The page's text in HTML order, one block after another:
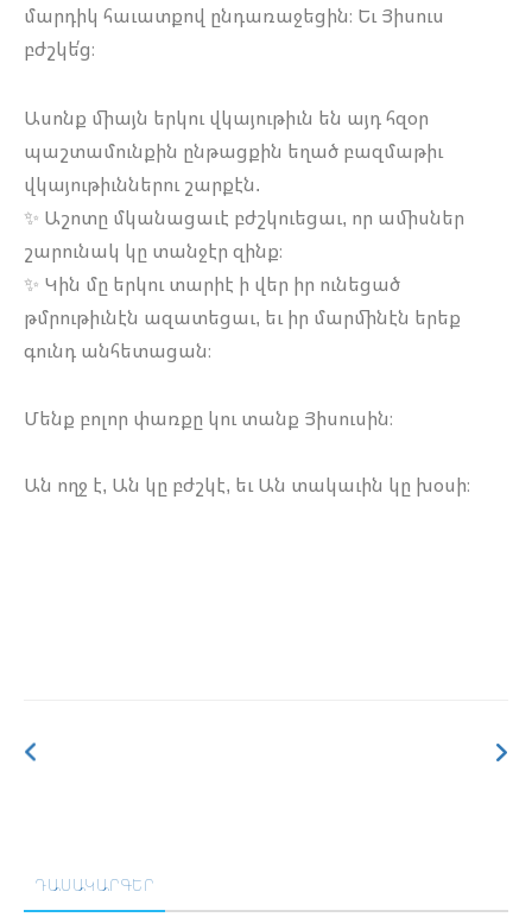
մարդիկ հաւատքով ընդառաջեցին։ Եւ Յիսուս
բժշկե՛ց։
Ասոնք միայն երկու վկայութիւն են այդ հզօր
պաշտամունքին ընթացքին եղած բազմաթիւ
վկայութիւններու շարքէն.
✨ Աշոտը մկանացաւէ բժշկուեցաւ, որ ամիսներ
շարունակ կը տանջէր զինք։
✨ Կին մը երկու տարիէ ի վեր իր ունեցած
թմրութիւնէն ազատեցաւ, եւ իր մարմինէն երեք
գունդ անհետացան։
Մենք բոլոր փառքը կու տանք Յիսուսին։
Ան ողջ է, Ան կը բժշկէ, եւ Ան տակաւին կը խօսի։
ԴԱՍԱԿԱՐԳԵՐ